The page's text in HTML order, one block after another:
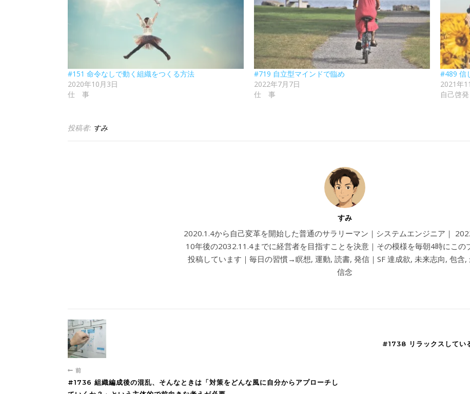
#151 命令なしで動く組織をつくる方法
2020年10月3日
仕 事
#719 自立型マインドで臨め
2022年7月7日
仕 事
#489 信
2021年
自己啓発
投稿者: すみ
すみ
2020.1.4から自己変革を開始した普通のサラリーマン｜システムエンジニア｜
10年後の2032.11.4までに経営者を目指すことを決意｜その模様を毎朝4時にこの
投稿しています｜毎日の習慣→瞑想, 運動, 読書, 発信｜SF 達成欲, 未来志向, 包含,
信念
前
#1736 組織編成後の混乱、そんなときは「対策をどんな風に自分からアプローチし
#1738 リラックスしてい